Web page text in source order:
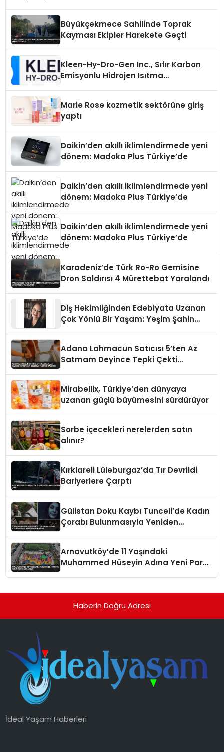
Büyükçekmece Sahilinde Toprak
Kayması Ekipler Harekete Geçti
Kleen-Hy-Dro-Gen Inc., Sıfır Karbon
Emisyonlu Hidrojen Isıtma
Marie Rose kozmetik sektörüne giriş
yaptı
Daikin’den akıllı iklimlendirmede yeni
dönem: Madoka Plus Türkiye’de
Daikin’den akıllı iklimlendirmede yeni
dönem: Madoka Plus Türkiye’de
Daikin’den akıllı iklimlendirmede yeni
dönem: Madoka Plus Türkiye’de
Karadeniz’de Türk Ro-Ro Gemisine
Dron Saldırısı 4 Mürettebat Yaralandı
Diş Hekimliğinden Edebiyata Uzanan
Çok Yönlü Bir Yaşam: Yeşim Şahin
Adana Lahmacun Satıcısı 5’ten Az
Satmam Deyince Tepki Çekti
Mirabellix, Türkiye’den dünyaya
uzanan güçlü büyümesini sürdürüyor
Sorbe içecekleri nerelerden satın
alınır?
Kırklareli Lüleburgaz’da Tır Devrildi
Bariyerlere Çarptı
Gülistan Doku Kaybı Tunceli’de Kadın
Çorabı Bulunmasıyla Yeniden
Arnavutköy’de 11 Yaşındaki
Muhammed Hüseyin Adına Yeni Park
Haberin Doğru Adresi
İdeal Yaşam Haberleri